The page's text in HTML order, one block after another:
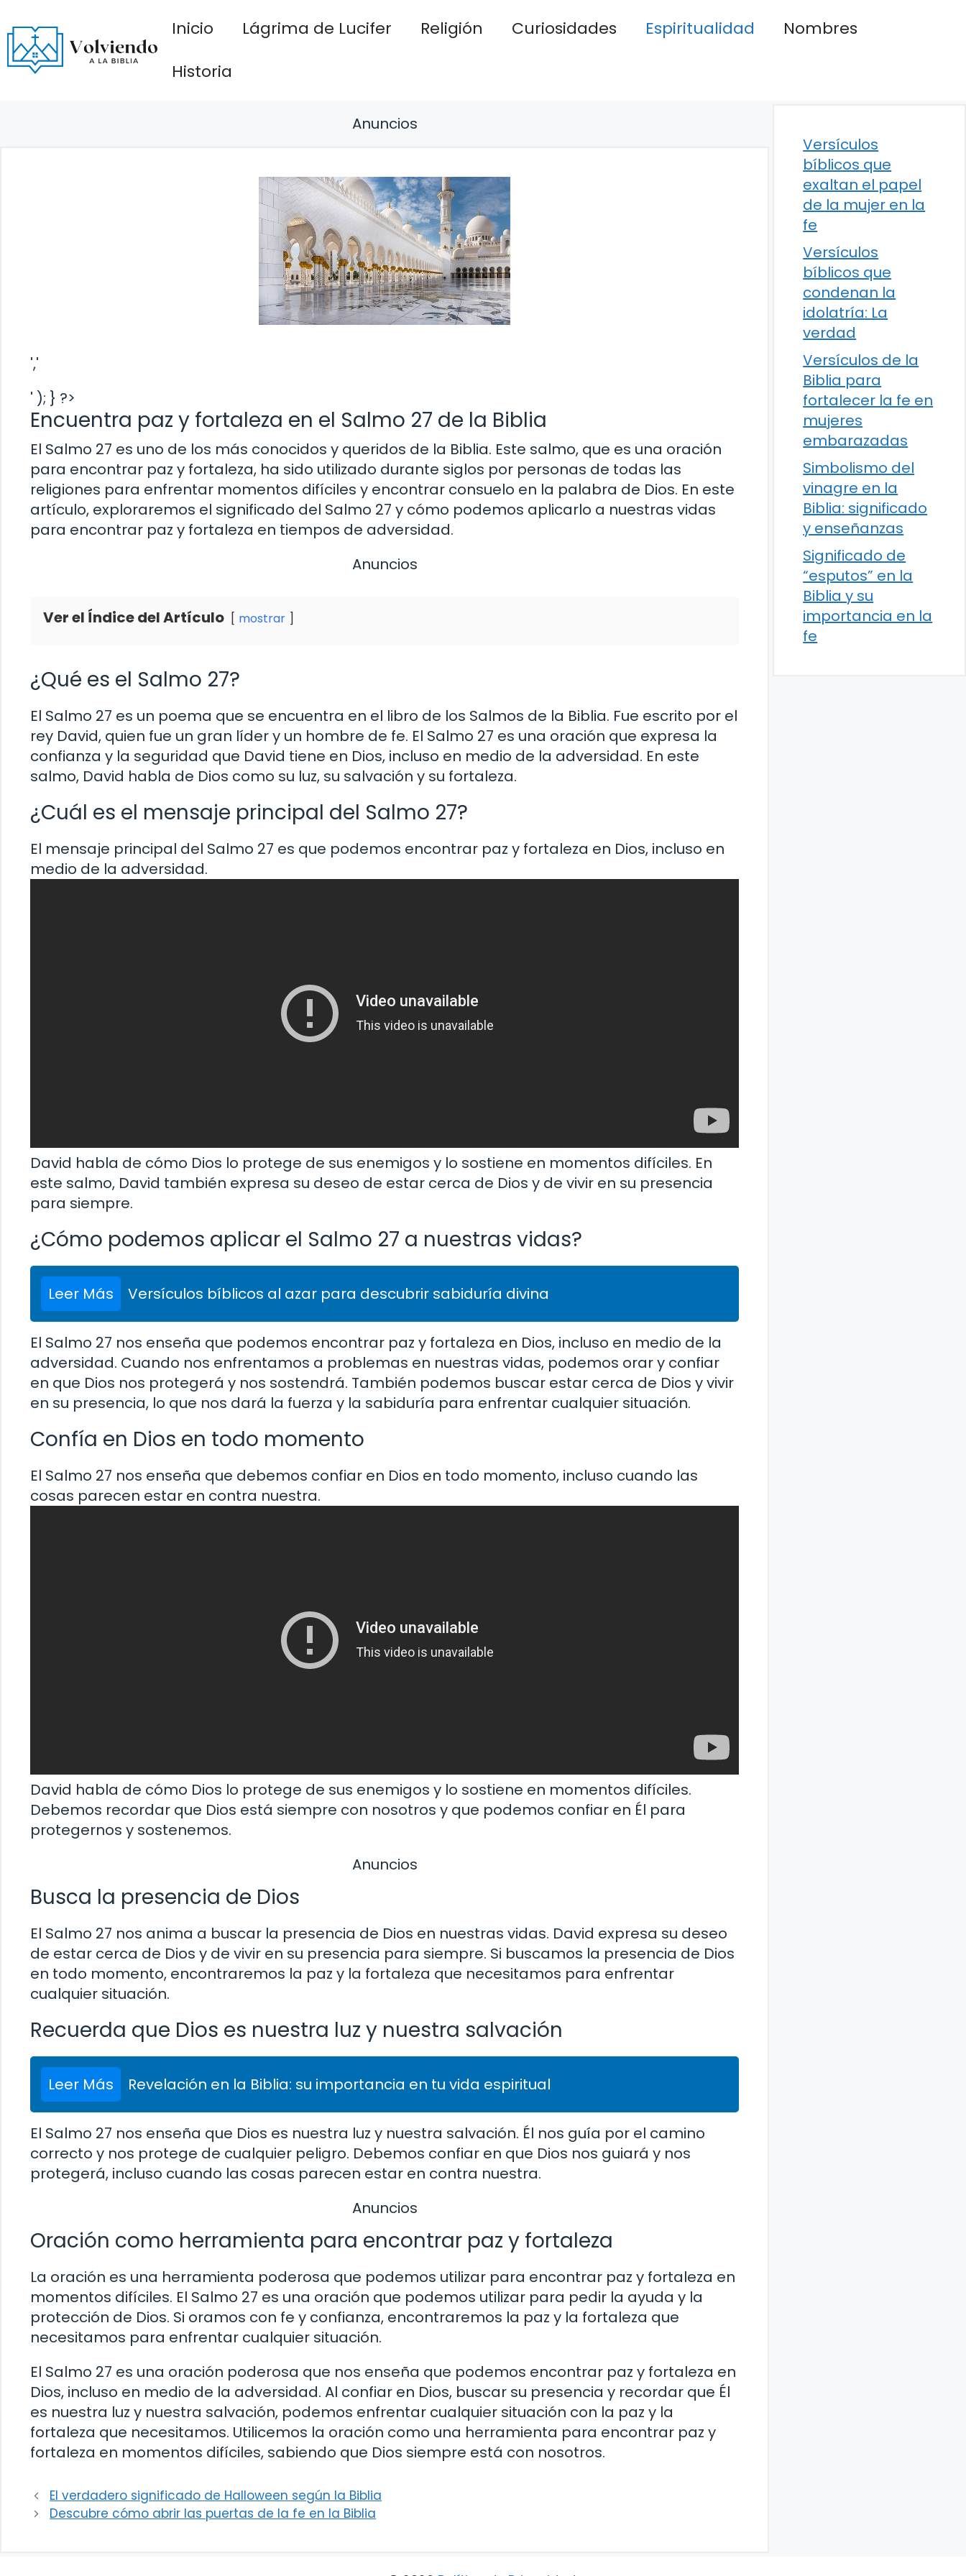
al
contenido
Inicio Lágrima de Lucifer Religión Curiosidades Espiritualidad
Nombres
Historia
Anuncios
','
' ); } ?>
Encuentra paz y fortaleza en el Salmo 27 de la Biblia
El Salmo 27 es uno de los más conocidos y queridos de la Biblia. Este salmo, que es una oración
para encontrar paz y fortaleza, ha sido utilizado durante siglos por personas de todas las
religiones para enfrentar momentos difíciles y encontrar consuelo en la palabra de Dios. En este
artículo, exploraremos el significado del Salmo 27 y cómo podemos aplicarlo a nuestras vidas
para encontrar paz y fortaleza en tiempos de adversidad.
Anuncios
Ver el Índice del Artículo mostrar
¿Qué es el Salmo 27?
El Salmo 27 es un poema que se encuentra en el libro de los Salmos de la Biblia. Fue escrito por el
rey David, quien fue un gran líder y un hombre de fe. El Salmo 27 es una oración que expresa la
confianza y la seguridad que David tiene en Dios, incluso en medio de la adversidad. En este
salmo, David habla de Dios como su luz, su salvación y su fortaleza.
¿Cuál es el mensaje principal del Salmo 27?
El mensaje principal del Salmo 27 es que podemos encontrar paz y fortaleza en Dios, incluso en
medio de la adversidad.
David habla de cómo Dios lo protege de sus enemigos y lo sostiene en momentos difíciles. En
este salmo, David también expresa su deseo de estar cerca de Dios y de vivir en su presencia
para siempre.
¿Cómo podemos aplicar el Salmo 27 a nuestras vidas?
Leer Más Versículos bíblicos al azar para descubrir sabiduría divina
El Salmo 27 nos enseña que podemos encontrar paz y fortaleza en Dios, incluso en medio de la
adversidad. Cuando nos enfrentamos a problemas en nuestras vidas, podemos orar y confiar
en que Dios nos protegerá y nos sostendrá. También podemos buscar estar cerca de Dios y vivir
en su presencia, lo que nos dará la fuerza y la sabiduría para enfrentar cualquier situación.
Confía en Dios en todo momento
El Salmo 27 nos enseña que debemos confiar en Dios en todo momento, incluso cuando las
cosas parecen estar en contra nuestra.
David habla de cómo Dios lo protege de sus enemigos y lo sostiene en momentos difíciles.
Debemos recordar que Dios está siempre con nosotros y que podemos confiar en Él para
protegernos y sostenemos.
Anuncios
Busca la presencia de Dios
El Salmo 27 nos anima a buscar la presencia de Dios en nuestras vidas. David expresa su deseo
de estar cerca de Dios y de vivir en su presencia para siempre. Si buscamos la presencia de Dios
en todo momento, encontraremos la paz y la fortaleza que necesitamos para enfrentar
cualquier situación.
Recuerda que Dios es nuestra luz y nuestra salvación
Leer Más Revelación en la Biblia: su importancia en tu vida espiritual
El Salmo 27 nos enseña que Dios es nuestra luz y nuestra salvación. Él nos guía por el camino
correcto y nos protege de cualquier peligro. Debemos confiar en que Dios nos guiará y nos
protegerá, incluso cuando las cosas parecen estar en contra nuestra.
Anuncios
Oración como herramienta para encontrar paz y fortaleza
La oración es una herramienta poderosa que podemos utilizar para encontrar paz y fortaleza en
momentos difíciles. El Salmo 27 es una oración que podemos utilizar para pedir la ayuda y la
protección de Dios. Si oramos con fe y confianza, encontraremos la paz y la fortaleza que
necesitamos para enfrentar cualquier situación.
El Salmo 27 es una oración poderosa que nos enseña que podemos encontrar paz y fortaleza en
Dios, incluso en medio de la adversidad. Al confiar en Dios, buscar su presencia y recordar que Él
es nuestra luz y nuestra salvación, podemos enfrentar cualquier situación con la paz y la
fortaleza que necesitamos. Utilicemos la oración como una herramienta para encontrar paz y
fortaleza en momentos difíciles, sabiendo que Dios siempre está con nosotros.
El verdadero significado de Halloween según la Biblia
Descubre cómo abrir las puertas de la fe en la Biblia
Versículos
bíblicos que
exaltan el papel
de la mujer en la
fe
Versículos
bíblicos que
condenan la
idolatría: La
verdad
Versículos de la
Biblia para
fortalecer la fe en
mujeres
embarazadas
Simbolismo del
vinagre en la
Biblia: significado
y enseñanzas
Significado de
“esputos” en la
Biblia y su
importancia en la
fe